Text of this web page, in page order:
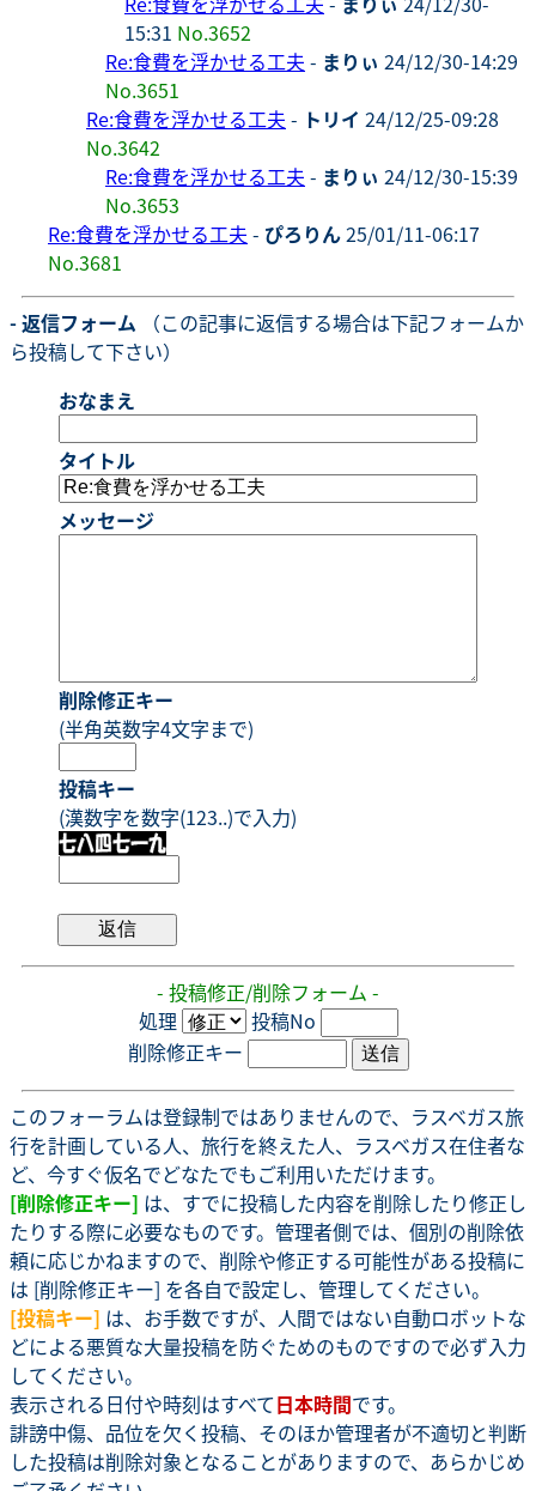
15:31 No.3652
Re:食費を浮かせる工夫 - まりぃ 24/12/30-14:29
No.3651
Re:食費を浮かせる工夫 - トリイ 24/12/25-09:28
No.3642
Re:食費を浮かせる工夫 - まりぃ 24/12/30-15:39
No.3653
Re:食費を浮かせる工夫 - ぴろりん25/01/11-06:17
No.3681
- 返信フォーム （この記事に返信する場合は下記フォームか
ら投稿して下さい）
おなまえ
タイトル
メッセージ
削除修正キー
(半角英数字4文字まで)
投稿キー
(漢数字を数字(123..)で入力)
- 投稿修正/削除フォーム -
処理
投稿No
削除修正キー
このフォーラムは登録制ではありませんので、ラスベガス旅
行を計画している人、旅行を終えた人、ラスベガス在住者な
ど、今すぐ仮名でどなたでもご利用いただけます。
[削除修正キー] は、すでに投稿した内容を削除したり修正し
たりする際に必要なものです。管理者側では、個別の削除依
頼に応じかねますので、削除や修正する可能性がある投稿に
は [削除修正キー] を各自で設定し、管理してください。
[投稿キー] は、お手数ですが、人間ではない自動ロボットな
どによる悪質な大量投稿を防ぐためのものですので必ず入力
してください。
表示される日付や時刻はすべて日本時間です。
誹謗中傷、品位を欠く投稿、そのほか管理者が不適切と判断
した投稿は削除対象となることがありますので、あらかじめ